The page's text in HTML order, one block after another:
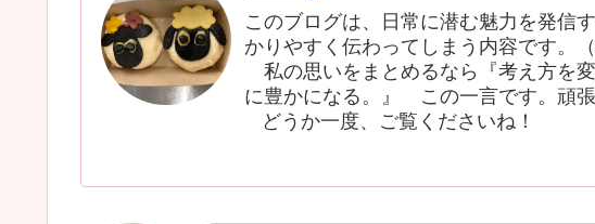
このブログは、日常に潜む魅力を発信
かりやすく伝わってしまう内容です。（
私の思いをまとめるなら『考え方を
に豊かになる。』 この一言です。頑張
どうか一度、ご覧くださいね！